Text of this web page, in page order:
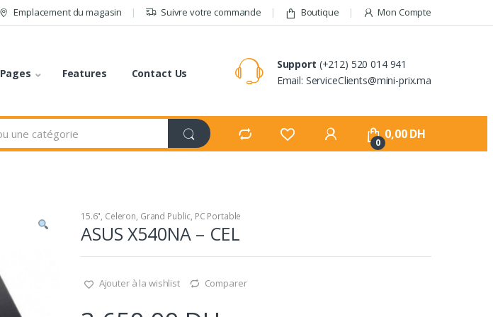
Emplacement du magasin Suivre votre commande Boutique Mon Compte
Pages Features Contact Us
Support (+212) 520 014 941
Email: ServiceClients@mini-prix.ma
0
0,00DH
15.6", Celeron, Grand Public, PC Portable
ASUS X540NA – CEL
Ajouter à la wishlist Comparer